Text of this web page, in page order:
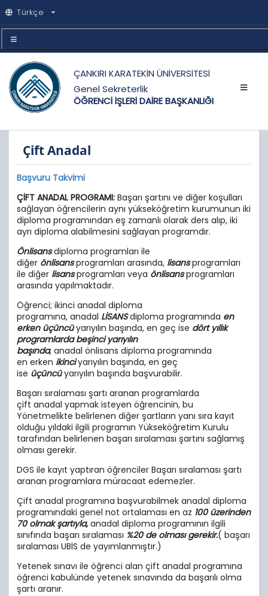
Türkçe
ÇANKIRI KARATEKİN ÜNİVERSİTESİ
Genel Sekreterlik
ÖĞRENCİ İŞLERİ DAİRE BAŞKANLIĞI
Çift Anadal
Başvuru Takvimi
ÇİFT ANADAL PROGRAMI: Başarı şartını ve diğer koşulları
sağlayan öğrencilerin aynı yükseköğretim kurumunun iki
diploma programından eş zamanlı olarak ders alıp, iki
ayrı diploma alabilmesini sağlayan programdır.
Önlisansdiploma programları ile
diğer önlisansprogramları arasında, lisansprogramları
ile diğer lisansprogramları veya önlisansprogramları
arasında yapılmaktadır.
Öğrenci; ikinci anadal diploma
programına, anadal LİSANSdiploma programında en
erken üçüncüyarıyılın başında, en geç ise dört yıllık
programlarda beşinci yarıyılın
başında, anadal önlisans diploma programında
en erken ikinciyarıyılın başında, en geç
ise üçüncüyarıyılın başında başvurabilir.
Başarı sıralaması şartı aranan programlarda
çift anadal yapmak isteyen öğrencinin, bu
Yönetmelikte belirlenen diğer şartların yanı sıra kayıt
olduğu yıldaki ilgili programın Yükseköğretim Kurulu
tarafından belirlenen başarı sıralaması şartını sağlamış
olması gerekir.
DGS ile kayıt yaptıran öğrenciler Başarı sıralaması şartı
aranan programlara müracaat edemezler.
Çift anadal programına başvurabilmek anadal diploma
programındaki genel not ortalaması en az 100 üzerinden
70 olmak şartıyla,anadal diploma programının ilgili
sınıfında başarı sıralaması %20 de olması gerekir.( başarı
sıralaması UBİS de yayımlanmıştır.)
Yetenek sınavı ile öğrenci alan çift anadal programına
öğrenci kabulünde yetenek sınavında da başarılı olma
şartı aranır.